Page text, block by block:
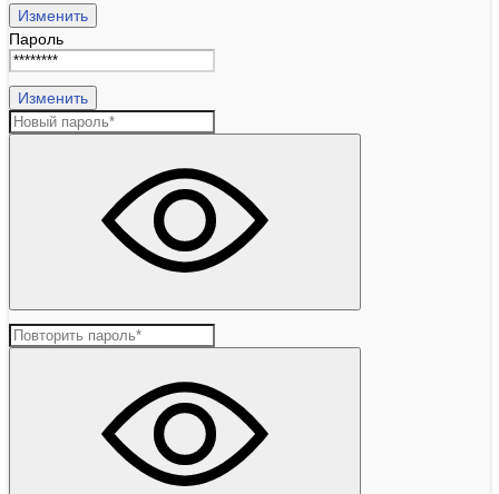
Изменить
Пароль
Изменить